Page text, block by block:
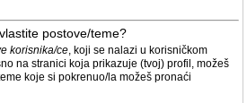
postove/teme?
korisnika/ce, koji se nalazi u korisničkom
na stranici koja prikazuje (tvoj) profil, možeš
koje si pokrenuo/la možeš pronaći